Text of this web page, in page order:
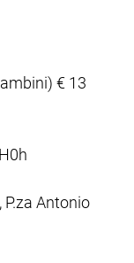
€ 13
Antonio